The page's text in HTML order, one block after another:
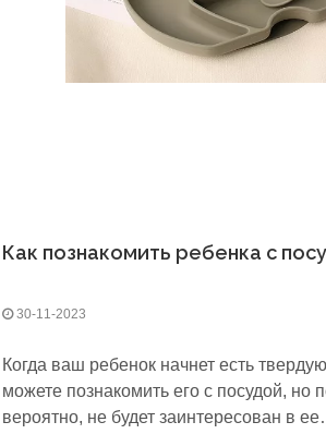
Как познакомить ребенка с
30-11-2023
Когда ваш ребенок начнет есть
можете познакомить его с посудой, но
вероятно, не будет заинтересован в ее